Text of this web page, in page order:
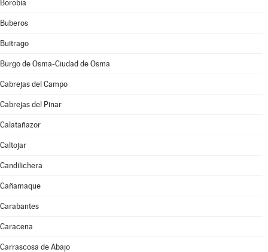
Borobia
Buberos
Buitrago
Burgo de Osma-Ciudad de Osma
Cabrejas del Campo
Cabrejas del Pinar
Calatañazor
Caltojar
Candilichera
Cañamaque
Carabantes
Caracena
Carrascosa de Abajo